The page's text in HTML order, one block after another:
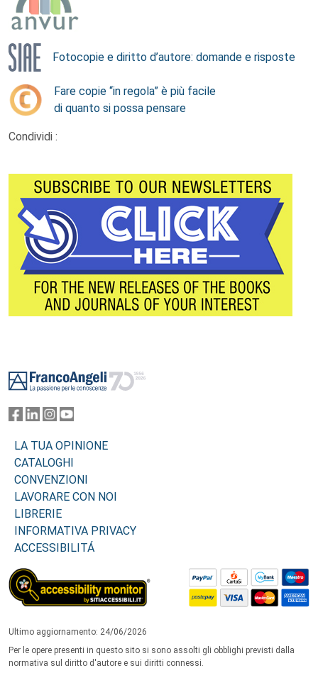
Fotocopie e diritto d’autore: domande e risposte
Fare copie “in regola” è più facile
di quanto si possa pensare
Condividi :
LA TUA OPINIONE
CATALOGHI
CONVENZIONI
LAVORARE CON NOI
LIBRERIE
INFORMATIVA PRIVACY
ACCESSIBILITÁ
Ultimo aggiornamento: 24/06/2026
Per le opere presenti in questo sito si sono assolti gli obblighi previsti dalla
normativa sul diritto d'autore e sui diritti connessi.